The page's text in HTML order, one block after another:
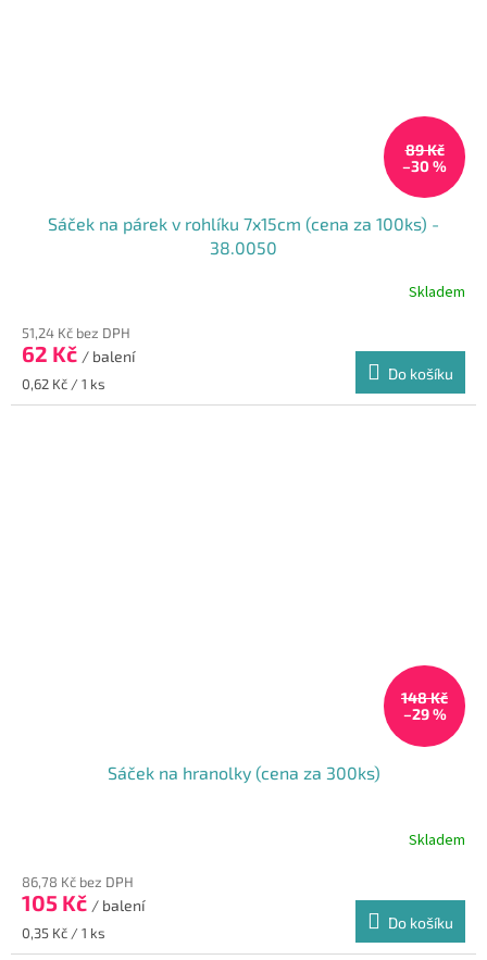
89 Kč
–30 %
Sáček na párek v rohlíku 7x15cm (cena za 100ks) -
38.0050
produktu
je
5,0
Skladem
51,24 Kč bez DPH
62 Kč / balení
Měrná
cena:
0,62 Kč / 1 ks
Do košíku
148 Kč
–29 %
Sáček na hranolky (cena za 300ks)
Skladem
86,78 Kč bez DPH
105 Kč / balení
Měrná
cena:
0,35 Kč / 1 ks
Do košíku